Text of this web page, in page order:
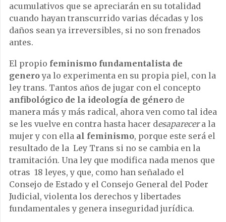
acumulativos que se apreciarán en su totalidad
cuando hayan transcurrido varias décadas y los
daños sean ya irreversibles, si no son frenados
antes.
El propio feminismo fundamentalista de
generoya lo experimenta en su propia piel, con la
ley trans. Tantos años de jugar con el concepto
anfibológico de la ideología de género de
manera más y más radical, ahora ven como tal idea
se les vuelve en contra hasta hacer desaparecera la
mujer y con ella al feminismo, porque este será el
resultado de la Ley Trans si no se cambia en la
tramitación. Una ley que modifica nada menos que
otras 18 leyes, y que, como han señalado el
Consejo de Estado y el Consejo General del Poder
Judicial, violenta los derechos y libertades
fundamentales y genera inseguridad jurídica.